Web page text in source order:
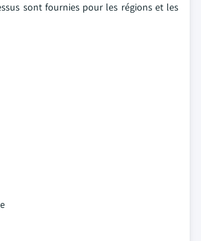
sont fournies pour les régions et les